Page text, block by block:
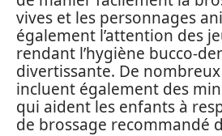
vives et les personnages
également l’attention des
rendant l’hygiène bucco-
divertissante. De
incluent également des
qui aident les enfants à
de brossage recommandé